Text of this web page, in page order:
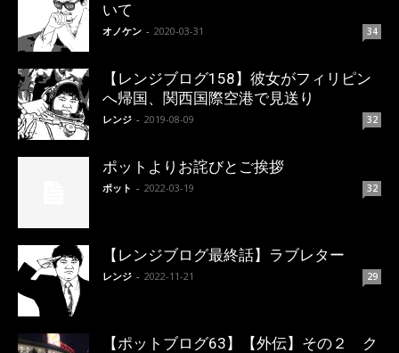
いて
オノケン - 2020-03-31 34
【レンジブログ158】彼女がフィリピン
へ帰国、関西国際空港で見送り
レンジ - 2019-08-09 32
ポットよりお詫びとご挨拶
ポット - 2022-03-19 32
【レンジブログ最終話】ラブレター
レンジ - 2022-11-21 29
【ポットブログ63】【外伝】その２ ク